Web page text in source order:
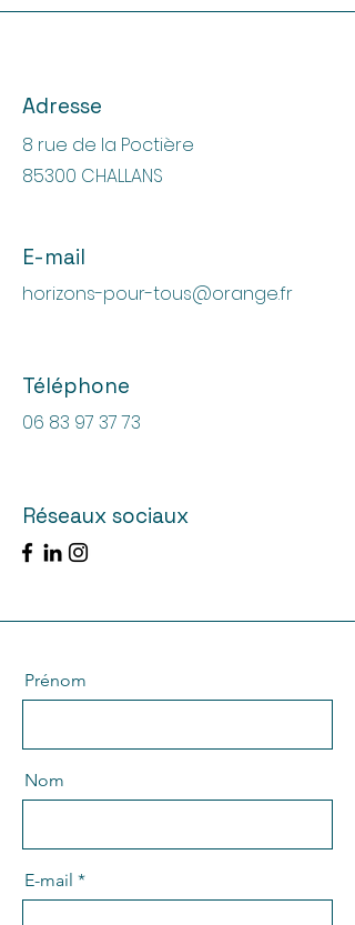
Adresse
8 rue de la Poctière
85300 CHALLANS
E-mail
horizons-pour-tous@orange.fr
Téléphone
06 83 97 37 73
Réseaux sociaux
Prénom
Nom
E-mail